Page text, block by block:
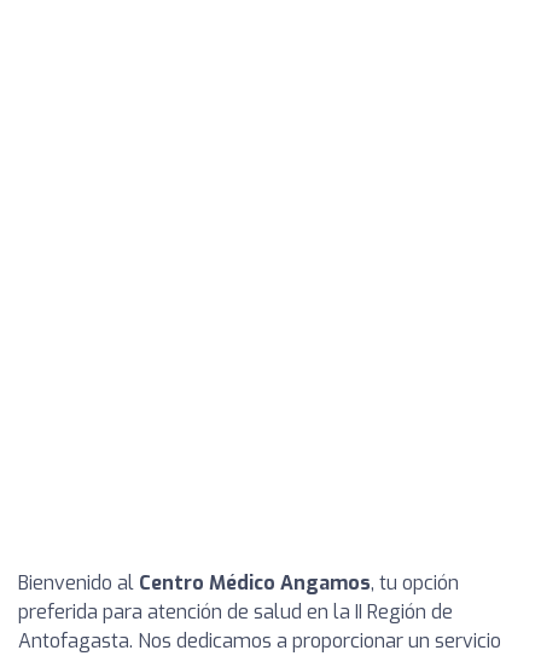
Bienvenido al Centro Médico Angamos, tu opción
preferida para atención de salud en la II Región de
Antofagasta. Nos dedicamos a proporcionar un servicio